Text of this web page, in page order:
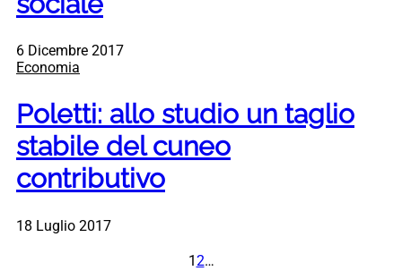
6 Dicembre 2017
Economia
Poletti: allo studio un taglio
stabile del cuneo
contributivo
18 Luglio 2017
1 2…